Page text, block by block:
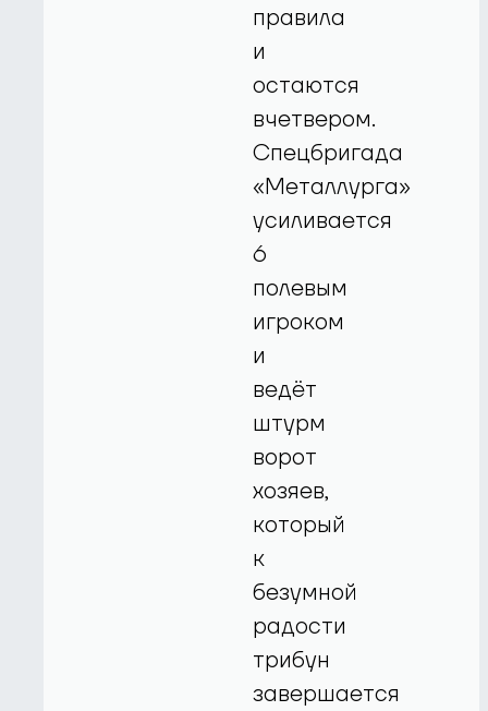
правила
и
остаются
вчетвером.
Спецбригада
«Металлурга»
усиливается
6
полевым
игроком
и
ведёт
штурм
ворот
хозяев,
который
к
безумной
радости
трибун
завершается